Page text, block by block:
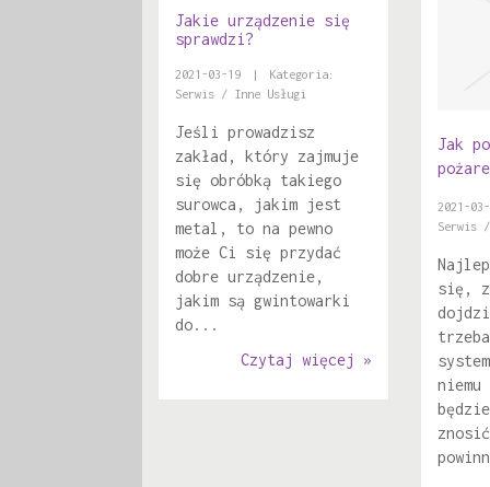
Jakie urządzenie się
sprawdzi?
2021-03-19 |
Kategoria:
Serwis / Inne Usługi
Jeśli prowadzisz
zakład, który zajmuje
się obróbką takiego
surowca, jakim jest
metal, to na pewno
może Ci się przydać
dobre urządzenie,
jakim są gwintowarki
do...
Czytaj więcej »
Jak
2021-
Serwis
się,